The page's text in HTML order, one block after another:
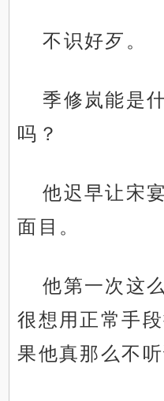
不识好歹。
季修岚能是
吗？
他迟早让宋
面目。
他第一次这
很想用正常手
果他真那么不